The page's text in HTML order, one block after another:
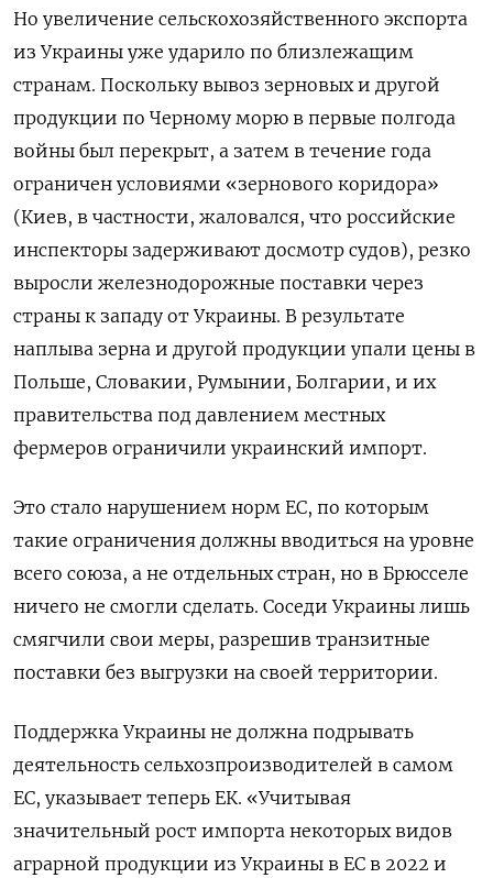
Но увеличение сельскохозяйственного экспорта
из Украины уже ударило по близлежащим
странам. Поскольку вывоз зерновых и другой
продукции по Черному морю в первые полгода
войны был перекрыт, а затем в течение года
ограничен условиями «зернового коридора»
(Киев, в частности, жаловался, что российские
инспекторы задерживают досмотр судов), резко
выросли железнодорожные поставки через
страны к западу от Украины. В результате
наплыва зерна и другой продукции упали цены в
Польше, Словакии, Румынии, Болгарии, и их
правительства под давлением местных
фермеров ограничили украинский импорт.
Это стало нарушением норм ЕС, по которым
такие ограничения должны вводиться на уровне
всего союза, а не отдельных стран, но в Брюсселе
ничего не смогли сделать. Соседи Украины лишь
смягчили свои меры, разрешив транзитные
поставки без выгрузки на своей территории.
Поддержка Украины не должна подрывать
деятельность сельхозпроизводителей в самом
ЕС, указывает теперь ЕК. «Учитывая
значительный рост импорта некоторых видов
аграрной продукции из Украины в ЕС в 2022 и